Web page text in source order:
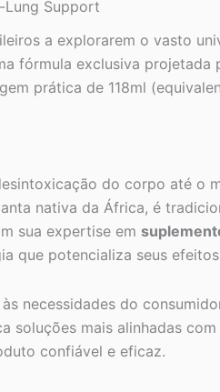
Lung Support
a explorarem o vasto
fórmula exclusiva
prática de 118ml
do corpo até o
nativa da África, é
sua expertise em
que potencializa seus
necessidades do
mais alinhadas
confiável e eficaz.